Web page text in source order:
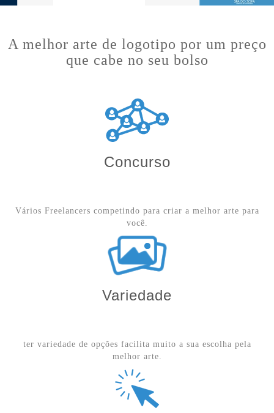
A melhor arte de logotipo por um preço
que cabe no seu bolso
Concurso
Vários Freelancers competindo para criar a melhor arte para
você.
Variedade
ter variedade de opções facilita muito a sua escolha pela
melhor arte.